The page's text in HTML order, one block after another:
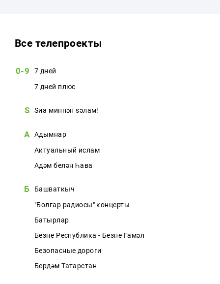
+7 (843) 570−50−00
Все телепроекты
0-9 7 дней
7 дней плюс
S Sиңа миннән sәлам!
А Адымнар
Актуальный ислам
Адәм белән Һава
Б Башваткыч
"Болгар радиосы" концерты
Батырлар
Безнең Республика - Безнең Гамәл
Безопасные дороги
Бердәм Татарстан